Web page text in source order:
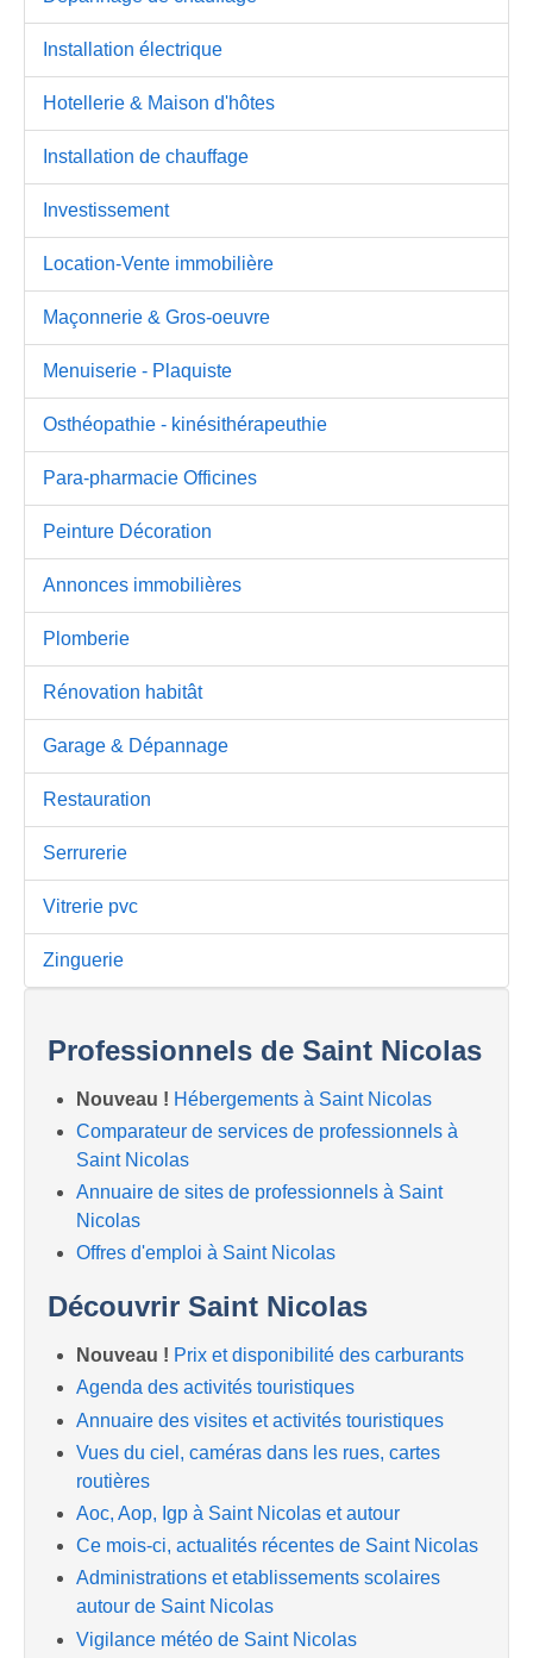
Installation électrique
Hotellerie & Maison d'hôtes
Installation de chauffage
Investissement
Location-Vente immobilière
Maçonnerie & Gros-oeuvre
Menuiserie - Plaquiste
Osthéopathie - kinésithérapeuthie
Para-pharmacie Officines
Peinture Décoration
Annonces immobilières
Plomberie
Rénovation habitât
Garage & Dépannage
Restauration
Serrurerie
Vitrerie pvc
Zinguerie
Professionnels de Saint Nicolas
Nouveau ! Hébergements à Saint Nicolas
Comparateur de services de professionnels à
Saint Nicolas
Annuaire de sites de professionnels à Saint
Nicolas
Offres d'emploi à Saint Nicolas
Découvrir Saint Nicolas
Nouveau ! Prix et disponibilité des carburants
Agenda des activités touristiques
Annuaire des visites et activités touristiques
Vues du ciel, caméras dans les rues, cartes
routières
Aoc, Aop, Igp à Saint Nicolas et autour
Ce mois-ci, actualités récentes de Saint Nicolas
Administrations et etablissements scolaires
autour de Saint Nicolas
Vigilance météo de Saint Nicolas